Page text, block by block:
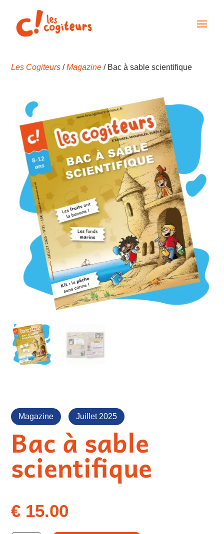
Les Cogiteurs /Magazine / Bac à sable scientifique
Magazine Juillet 2025
Bac à sable
scientifique
€ 15.00